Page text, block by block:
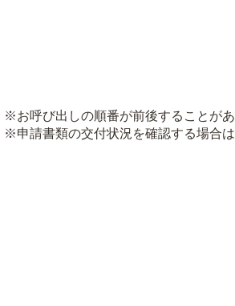
※お呼び出しの順番が前後することがあ
※申請書類の交付状況を確認する場合は